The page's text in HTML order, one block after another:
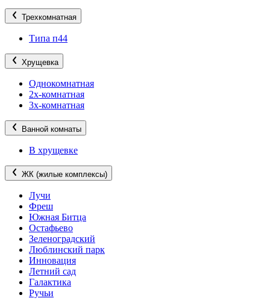
Трехкомнатная
Типа п44
Хрущевка
Однокомнатная
2х-комнатная
3х-комнатная
Ванной комнаты
В хрущевке
ЖК (жилые комплексы)
Лучи
Фреш
Южная Битца
Остафьево
Зеленоградский
Люблинский парк
Инновация
Летний сад
Галактика
Ручьи